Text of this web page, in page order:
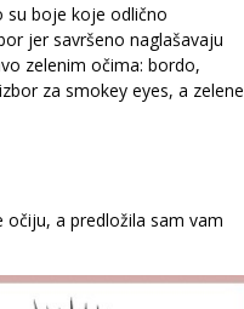
su boje koje odlično
jer savršeno naglašavaju
zelenim očima: bordo,
za smokey eyes, a zelene
a predložila sam vam